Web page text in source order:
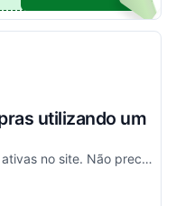
utilizando um
Consulte condições de frete grátis ativas no site. Não precisa aplicar código promocional Claro Loja!